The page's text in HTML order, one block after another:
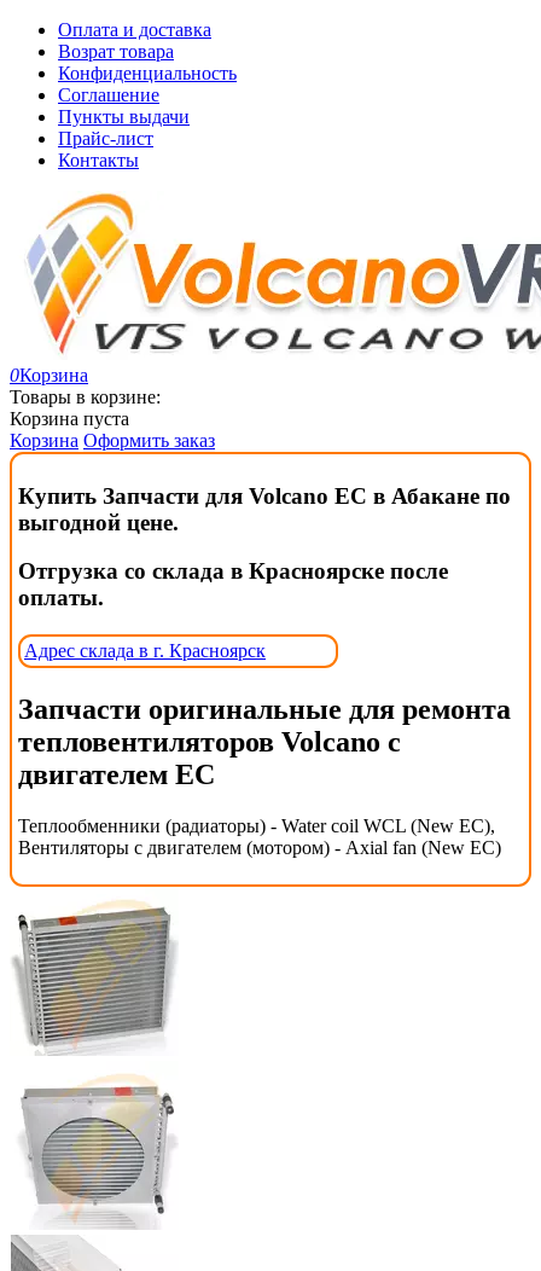
Оплата и доставка
Возрат товара
Конфиденциальность
Соглашение
Пункты выдачи
Прайс-лист
Контакты
0Корзина
Товары в корзине:
Корзина пуста
Корзина Оформить заказ
Купить Запчасти для Volcano EC в Абакане по
выгодной цене.
Отгрузка со склада в Красноярске после
оплаты.
Адрес склада в г. Красноярск
Запчасти оригинальные для ремонта
тепловентиляторов Volcano с
двигателем EC
Теплообменники (радиаторы) - Water coil WCL (New EC),
Вентиляторы с двигателем (мотором) - Axial fan (New EC)